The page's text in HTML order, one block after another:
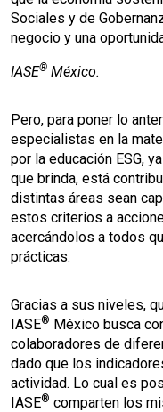
Sociales y de
negocio y una
IASE® México.
Pero, para poner lo
especialistas en la
por la educación ESG,
que brinda, está
distintas áreas sean
estos criterios a
acercándolos a todos
prácticas.
Gracias a sus niveles,
IASE® México busca
colaboradores de
dado que los
actividad. Lo cual es
IASE® comparten los